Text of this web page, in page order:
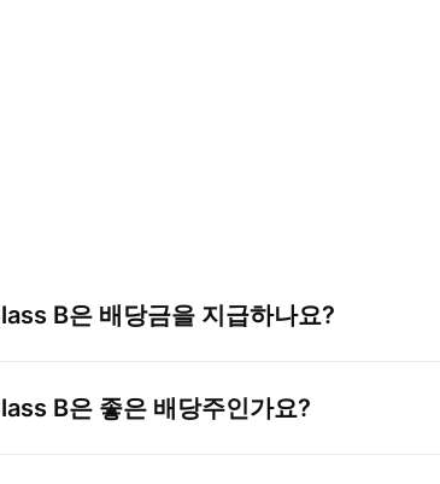
B은 배당금을 지급하나요?
B은 좋은 배당주인가요?